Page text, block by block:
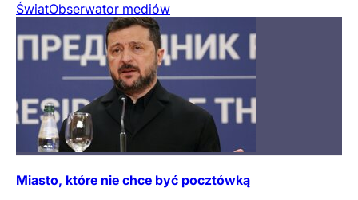
ŚwiatObserwator mediów
Miasto, które nie chce być pocztówką